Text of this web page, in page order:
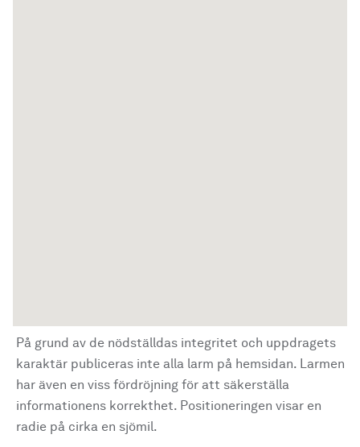
På grund av de nödställdas integritet och uppdragets
karaktär publiceras inte alla larm på hemsidan. Larmen
har även en viss fördröjning för att säkerställa
informationens korrekthet. Positioneringen visar en
radie på cirka en sjömil.